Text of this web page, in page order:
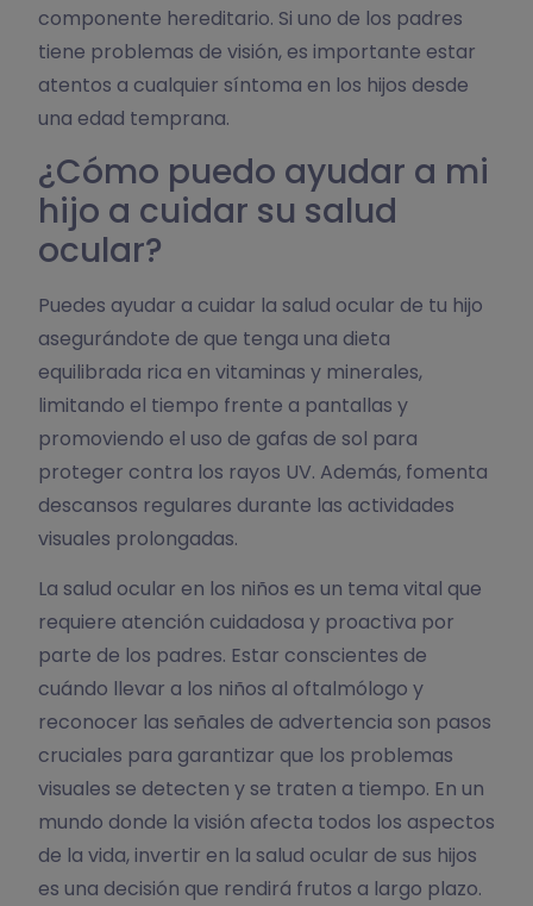
componente hereditario. Si uno de los padres
tiene problemas de visión, es importante estar
atentos a cualquier síntoma en los hijos desde
una edad temprana.
¿Cómo puedo ayudar a mi
hijo a cuidar su salud
ocular?
Puedes ayudar a cuidar la salud ocular de tu hijo
asegurándote de que tenga una dieta
equilibrada rica en vitaminas y minerales,
limitando el tiempo frente a pantallas y
promoviendo el uso de gafas de sol para
proteger contra los rayos UV. Además, fomenta
descansos regulares durante las actividades
visuales prolongadas.
La salud ocular en los niños es un tema vital que
requiere atención cuidadosa y proactiva por
parte de los padres. Estar conscientes de
cuándo llevar a los niños al oftalmólogo y
reconocer las señales de advertencia son pasos
cruciales para garantizar que los problemas
visuales se detecten y se traten a tiempo. En un
mundo donde la visión afecta todos los aspectos
de la vida, invertir en la salud ocular de sus hijos
es una decisión que rendirá frutos a largo plazo.